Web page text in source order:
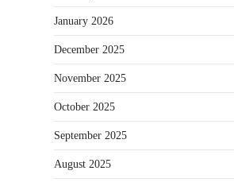
January 2026
December 2025
November 2025
October 2025
September 2025
August 2025